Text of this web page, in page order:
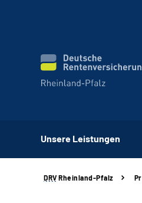
Unsere Leistungen
DRV Rheinland-Pfalz